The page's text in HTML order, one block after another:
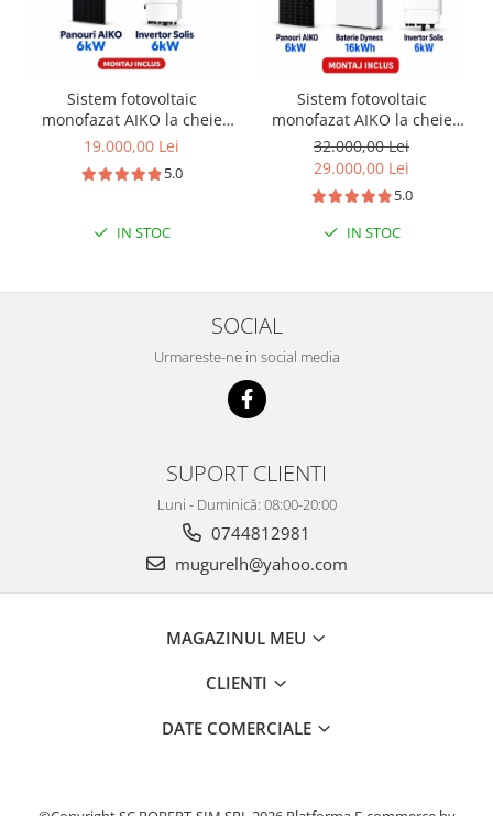
Sistem fotovoltaic
monofazat AIKO la cheie
6kW + instalare
19.000,00 Lei
5.0
IN STOC
Sistem fotovoltaic
monofazat AIKO la cheie
6kW + baterie Dyness
16kWh + instalare
32.000,00 Lei
29.000,00 Lei
5.0
IN STOC
SOCIAL
Urmareste-ne in social media
SUPORT CLIENTI
Luni - Duminică: 08:00-20:00
0744812981
mugurelh@yahoo.com
MAGAZINUL MEU
CLIENTI
DATE COMERCIALE